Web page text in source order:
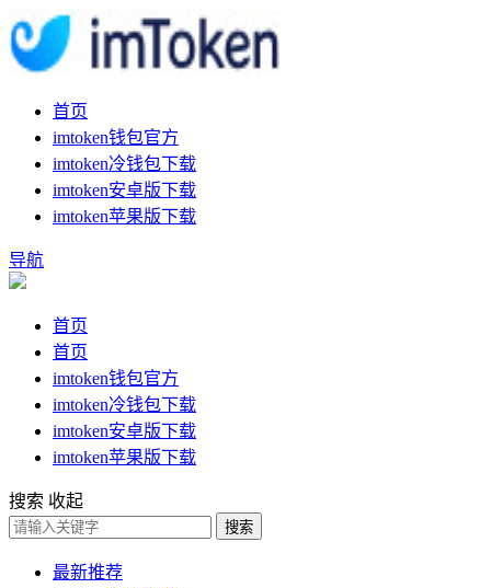
首页
imtoken钱包官方
imtoken冷钱包下载
imtoken安卓版下载
imtoken苹果版下载
导航
首页
首页
imtoken钱包官方
imtoken冷钱包下载
imtoken安卓版下载
imtoken苹果版下载
搜索 收起
搜索
最新推荐